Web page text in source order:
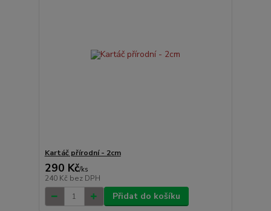
Kartáč přírodní - 2cm
290 Kč/ks
240 Kč bez DPH
Přidat do košíku